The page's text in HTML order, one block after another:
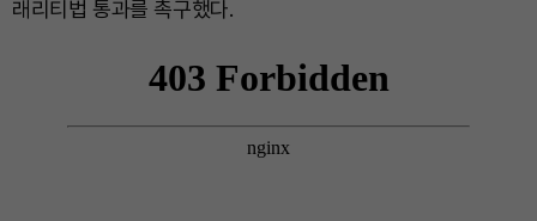
래리티법 통과를 촉구했다.